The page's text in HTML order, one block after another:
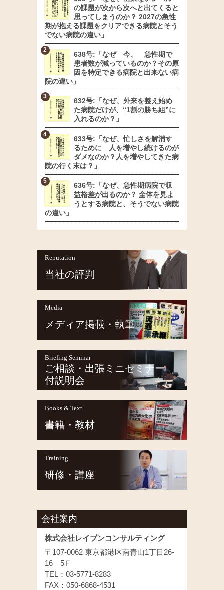
の課題が次から次へと出てくると
思ってしまうのか？ 2027の急性
期が抱える課題をクリアできる病院とそう
でない病院の違い」
638号:「なぜ 今、 急性期で
患者数が減っているのか？その原
因を特定できる病院と出来ない病
院の違い」
632号:「なぜ、外来を整え始め
た病院だけが、“1割の勝ち組”に
入れるのか？」
633号:「なぜ、忙しさを解消す
るために 人を増やし続けるのが
ダメなのか？人を増やしてきた病
院の行く末は？」
636号:「なぜ、急性期病院で収
益格差が出るのか？ 全体を見よ
うとする病院と、そうでない病院
の違い」
Reputation
当社の評判
Media
メディア掲載・執筆
Briefing Seminar
ご相談・出張ミニセミナー
付説明会
Books & Text
書籍・教材
Training
研修・講座
会社案内
株式会社レイブンコンサルティング
〒107-0062 東京都港区南青山1丁目26-
16 5Ｆ
TEL：03-5771-8283
FAX：050-6868-4531